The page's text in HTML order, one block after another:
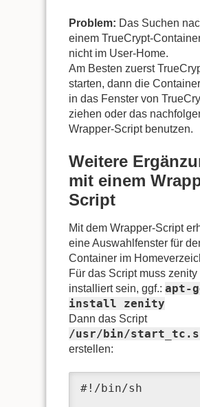
Problem: Das Suchen
einem TrueCrypt-
nicht im User-Home.
Am Besten zuerst
starten, dann die
in das Fenster von
ziehen oder das
Wrapper-Script benutzen.
Weitere
mit einem
Script
Mit dem Wrapper-Script
eine Auswahlfenster für
Container im
Für das Script muss zenity
installiert sein, ggf.:apt-
install zenity
Dann das Script
/usr/bin/
erstellen:
#!/bin/sh